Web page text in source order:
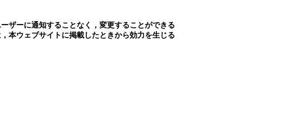
ザーに通知することなく，変更することができる
本ウェブサイトに掲載したときから効力を生じる